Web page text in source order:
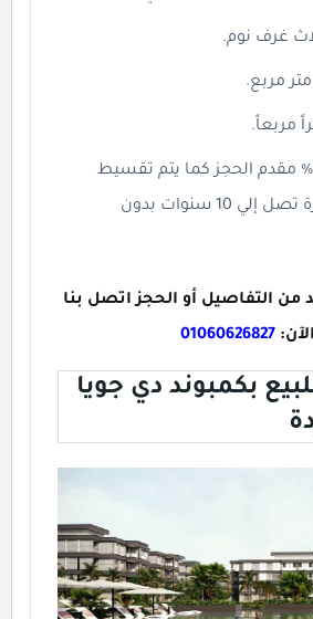
غرف نوم.
طرق الدفع: 5% مقدم الحجز كما يتم تقسيط
الباقي علي فترة تصل إلي 10 سنوات بدون
من التفاصيل أو الحجز اتصل بنا
الآن: 01060626827
بكمبوند دي جويا